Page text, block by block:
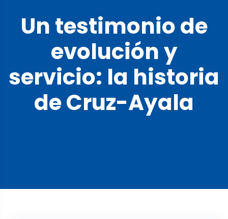
Un testimonio de
evolución y
servicio: la historia
de Cruz-Ayala